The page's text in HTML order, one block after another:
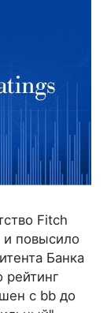
Fitch
и повысило
Банка
рейтинг
с bb до